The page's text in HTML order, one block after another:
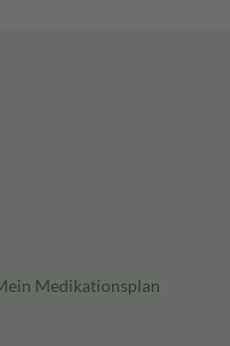
Medikationsplan